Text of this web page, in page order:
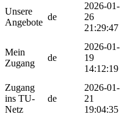
Unsere
Angebote
de
2026-01-
26
21:29:47
Mein
Zugang
de
2026-01-
19
14:12:19
Zugang
ins TU-
Netz
de
2026-01-
21
19:04:35